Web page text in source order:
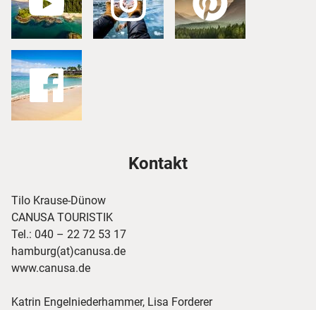
Kontakt
Tilo Krause-Dünow
CANUSA TOURISTIK
Tel.: 040 – 22 72 53 17
hamburg(at)canusa.de
www.canusa.de
Katrin Engelniederhammer, Lisa Forderer